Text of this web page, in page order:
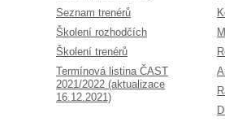
Seznam trenérů
Školení rozhodčích
Školení trenérů
Termínová listina ČAST
2021/2022 (aktualizace
16.12.2021)